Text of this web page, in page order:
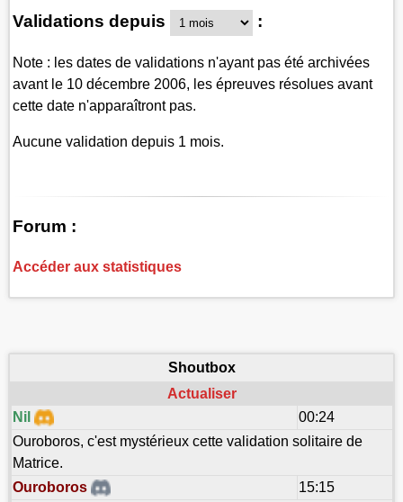
Validations depuis :
Note : les dates de validations n'ayant pas été archivées
avant le 10 décembre 2006, les épreuves résolues avant
cette date n'apparaîtront pas.
Aucune validation depuis 1 mois.
Forum :
Accéder aux statistiques
Shoutbox
Actualiser
Nil
00:24
Ouroboros, c'est mystérieux cette validation solitaire de
Matrice.
Ouroboros
15:15